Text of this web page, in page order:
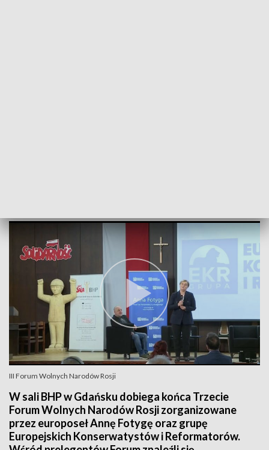
III Forum Wolnych Narodów Rosji
W sali BHP w Gdańsku dobiega końca Trzecie
Forum Wolnych Narodów Rosji zorganizowane
przez europoseł Annę Fotygę oraz grupę
Europejskich Konserwatystów i Reformatorów.